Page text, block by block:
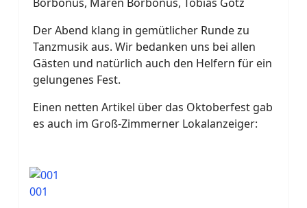
Der Abend klang in gemütlicher Runde zu
Tanzmusik aus. Wir bedanken uns bei allen
Gästen und natürlich auch den Helfern für ein
gelungenes Fest.
Einen netten Artikel über das Oktoberfest gab
es auch im Groß-Zimmerner Lokalanzeiger:
001